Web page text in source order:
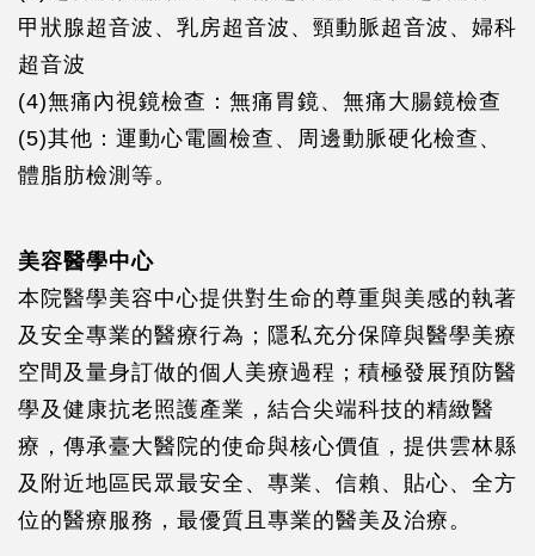
甲狀腺超音波、乳房超音波、頸動脈超音波、婦科
超音波
(4)無痛內視鏡檢查：無痛胃鏡、無痛大腸鏡檢查
(5)其他：運動心電圖檢查、周邊動脈硬化檢查、
體脂肪檢測等。
美容醫學中心
本院醫學美容中心提供對生命的尊重與美感的執著
及安全專業的醫療行為；隱私充分保障與醫學美療
空間及量身訂做的個人美療過程；積極發展預防醫
學及健康抗老照護產業，結合尖端科技的精緻醫
療，傳承臺大醫院的使命與核心價值，提供雲林縣
及附近地區民眾最安全、專業、信賴、貼心、全方
位的醫療服務，最優質且專業的醫美及治療。